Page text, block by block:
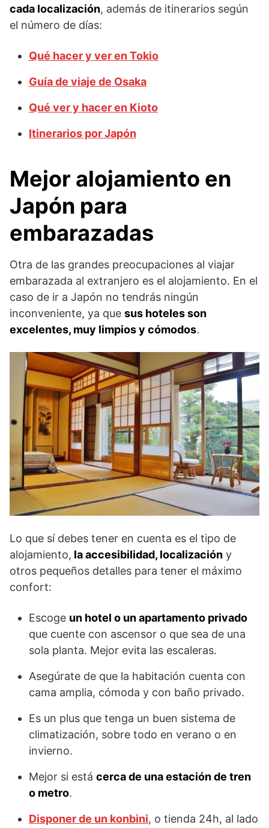
cada localización, además de itinerarios según
el número de días:
Qué hacer y ver en Tokio
Guía de viaje de Osaka
Qué ver y hacer en Kioto
Itinerarios por Japón
Mejor alojamiento en
Japón para
embarazadas
Otra de las grandes preocupaciones al viajar
embarazada al extranjero es el alojamiento. En el
caso de ir a Japón no tendrás ningún
inconveniente, ya que sus hoteles son
excelentes, muy limpios y cómodos.
Lo que sí debes tener en cuenta es el tipo de
alojamiento, la accesibilidad, localización y
otros pequeños detalles para tener el máximo
confort:
Escoge un hotel o un apartamento privado
que cuente con ascensor o que sea de una
sola planta. Mejor evita las escaleras.
Asegúrate de que la habitación cuenta con
cama amplia, cómoda y con baño privado.
Es un plus que tenga un buen sistema de
climatización, sobre todo en verano o en
invierno.
Mejor si está cerca de una estación de tren
o metro.
Disponer de un konbini, o tienda 24h, al lado